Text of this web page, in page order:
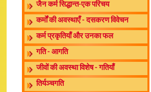
जैन कर्म सिद्धान्त-एक परिचय
कर्मों की अवस्थाएँ - दसकरण विवेचन
कर्म प्रकृतियाँ और उनका फल
गति - आगति
जीवों की अवस्था विशेष - गतियाँ
तिर्यञ्चगति